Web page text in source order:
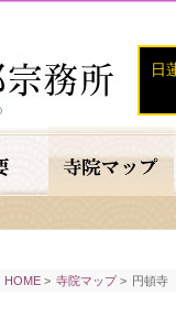
日
HOME > 寺院マップ> 円頓寺